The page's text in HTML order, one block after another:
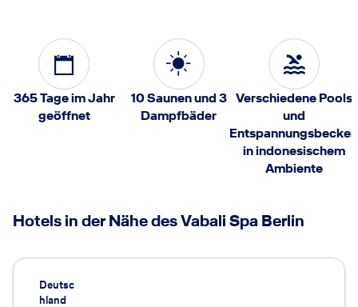
365 Tage im Jahr
geöffnet
10 Saunen und 3
Dampfbäder
Verschiedene Pools
und
Entspannungsbecken
in indonesischem
Ambiente
Hotels in der Nähe des Vabali Spa Berlin
Deutsc
hland